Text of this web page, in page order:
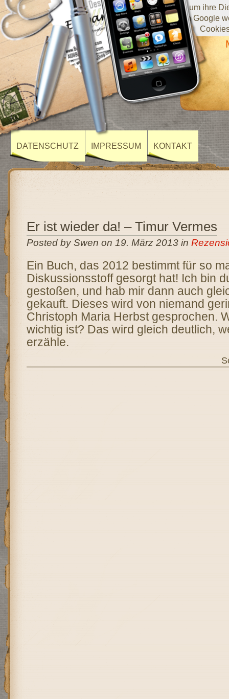
DATENSCHUTZ IMPRESSUM KONTAKT
Er ist wieder da! – Timur Vermes
Posted by Swen on 19. März 2013 in
Ein Buch, das 2012 bestimmt für so
Diskussionsstoff gesorgt hat! Ich bin
gestoßen, und hab mir dann auch
gekauft. Dieses wird von niemand
Christoph Maria Herbst gesprochen.
wichtig ist? Das wird gleich deutlich,
erzähle.
Diese Website verwendet Cookies von Google, um ihre
darüber, wie Sie die Website verwenden, werden an Google